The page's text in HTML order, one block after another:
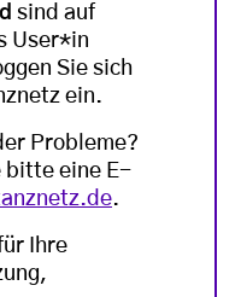
sind auf
User*in
Sie sich
ein.
Probleme?
bitte eine E-
.
Ihre